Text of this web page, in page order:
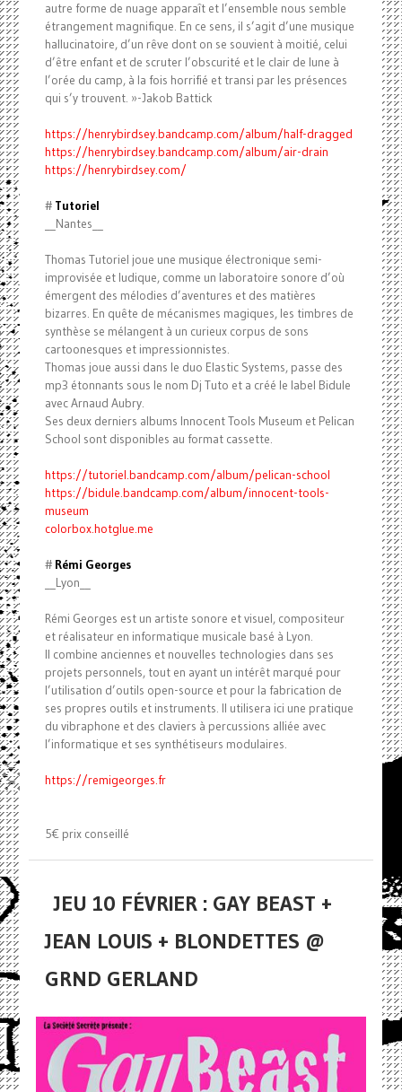
autre forme de nuage apparaît et l’ensemble nous semble
étrangement magnifique. En ce sens, il s’agit d’une musique
hallucinatoire, d’un rêve dont on se souvient à moitié, celui
d’être enfant et de scruter l’obscurité et le clair de lune à
l’orée du camp, à la fois horrifié et transi par les présences
qui s’y trouvent. »-Jakob Battick
https://henrybirdsey.bandcamp.com/album/half-dragged
https://henrybirdsey.bandcamp.com/album/air-drain
https://henrybirdsey.com/
# Tutoriel
__Nantes__
Thomas Tutoriel joue une musique électronique semi-
improvisée et ludique, comme un laboratoire sonore d’où
émergent des mélodies d’aventures et des matières
bizarres. En quête de mécanismes magiques, les timbres de
synthèse se mélangent à un curieux corpus de sons
cartoonesques et impressionnistes.
Thomas joue aussi dans le duo Elastic Systems, passe des
mp3 étonnants sous le nom Dj Tuto et a créé le label Bidule
avec Arnaud Aubry.
Ses deux derniers albums Innocent Tools Museum et Pelican
School sont disponibles au format cassette.
https://tutoriel.bandcamp.com/album/pelican-school
https://bidule.bandcamp.com/album/innocent-tools-
museum
colorbox.hotglue.me
# Rémi Georges
__Lyon__
Rémi Georges est un artiste sonore et visuel, compositeur
et réalisateur en informatique musicale basé à Lyon.
Il combine anciennes et nouvelles technologies dans ses
projets personnels, tout en ayant un intérêt marqué pour
l’utilisation d’outils open-source et pour la fabrication de
ses propres outils et instruments. Il utilisera ici une pratique
du vibraphone et des claviers à percussions alliée avec
l’informatique et ses synthétiseurs modulaires.
https://remigeorges.fr
5€ prix conseillé
JEU 10 FÉVRIER : GAY BEAST +
JEAN LOUIS + BLONDETTES @
GRND GERLAND